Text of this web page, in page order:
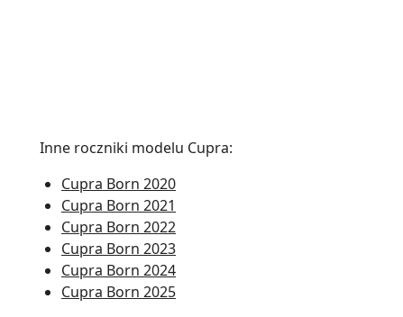
Inne roczniki modelu Cupra:
Cupra Born 2020
Cupra Born 2021
Cupra Born 2022
Cupra Born 2023
Cupra Born 2024
Cupra Born 2025